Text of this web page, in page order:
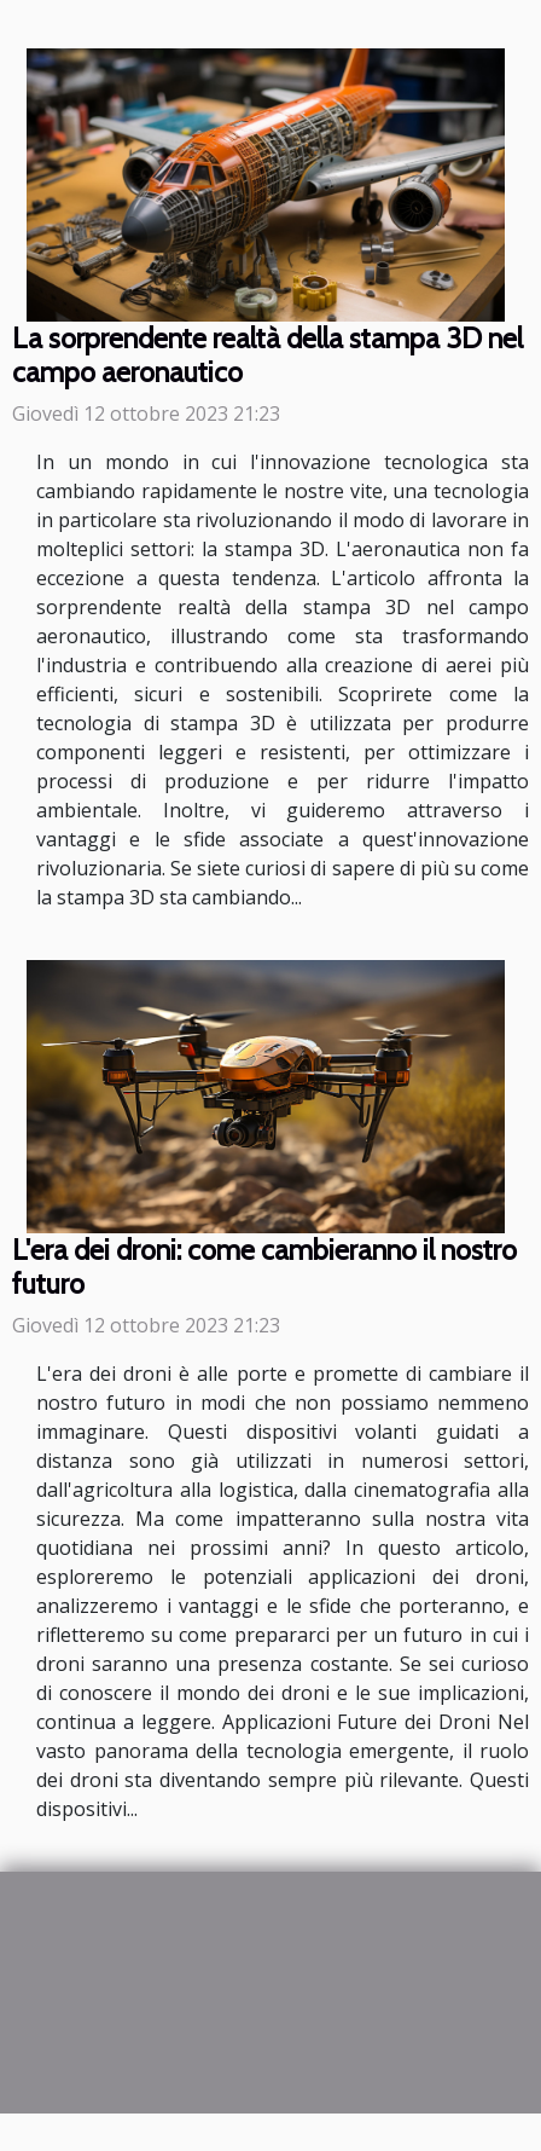
La sorprendente realtà della stampa 3D nel
campo aeronautico
Giovedì 12 ottobre 2023 21:23
In un mondo in cui l'innovazione tecnologica sta
cambiando rapidamente le nostre vite, una tecnologia
in particolare sta rivoluzionando il modo di lavorare in
molteplici settori: la stampa 3D. L'aeronautica non fa
eccezione a questa tendenza. L'articolo affronta la
sorprendente realtà della stampa 3D nel campo
aeronautico, illustrando come sta trasformando
l'industria e contribuendo alla creazione di aerei più
efficienti, sicuri e sostenibili. Scoprirete come la
tecnologia di stampa 3D è utilizzata per produrre
componenti leggeri e resistenti, per ottimizzare i
processi di produzione e per ridurre l'impatto
ambientale. Inoltre, vi guideremo attraverso i
vantaggi e le sfide associate a quest'innovazione
rivoluzionaria. Se siete curiosi di sapere di più su come
la stampa 3D sta cambiando...
L'era dei droni: come cambieranno il nostro
futuro
Giovedì 12 ottobre 2023 21:23
L'era dei droni è alle porte e promette di cambiare il
nostro futuro in modi che non possiamo nemmeno
immaginare. Questi dispositivi volanti guidati a
distanza sono già utilizzati in numerosi settori,
dall'agricoltura alla logistica, dalla cinematografia alla
sicurezza. Ma come impatteranno sulla nostra vita
quotidiana nei prossimi anni? In questo articolo,
esploreremo le potenziali applicazioni dei droni,
analizzeremo i vantaggi e le sfide che porteranno, e
rifletteremo su come prepararci per un futuro in cui i
droni saranno una presenza costante. Se sei curioso
di conoscere il mondo dei droni e le sue implicazioni,
continua a leggere. Applicazioni Future dei Droni Nel
vasto panorama della tecnologia emergente, il ruolo
dei droni sta diventando sempre più rilevante. Questi
dispositivi...